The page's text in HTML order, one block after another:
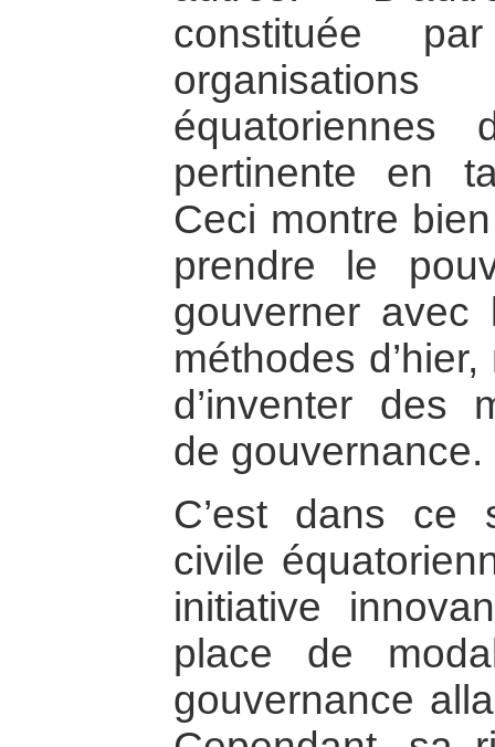
constituée
équatoriennes
pertinente en
Ceci montre
prendre le
gouverner
méthodes d’hier,
d’inventer des
de gouvernance.
C’est dans ce
civile
initiative
place de
gouvernance